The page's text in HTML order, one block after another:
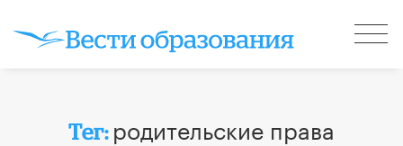
Тег: родительские права